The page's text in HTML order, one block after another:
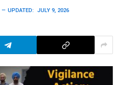
UPDATED:
JULY 9, 2026